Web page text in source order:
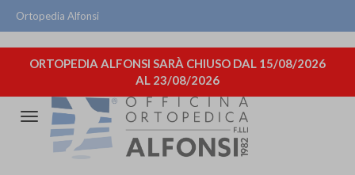
Ortopedia Alfonsi
ORTOPEDIA ALFONSI SARÀ CHIUSO DAL 15/08/2026
AL 23/08/2026
Attiva/disattiva
navigazione